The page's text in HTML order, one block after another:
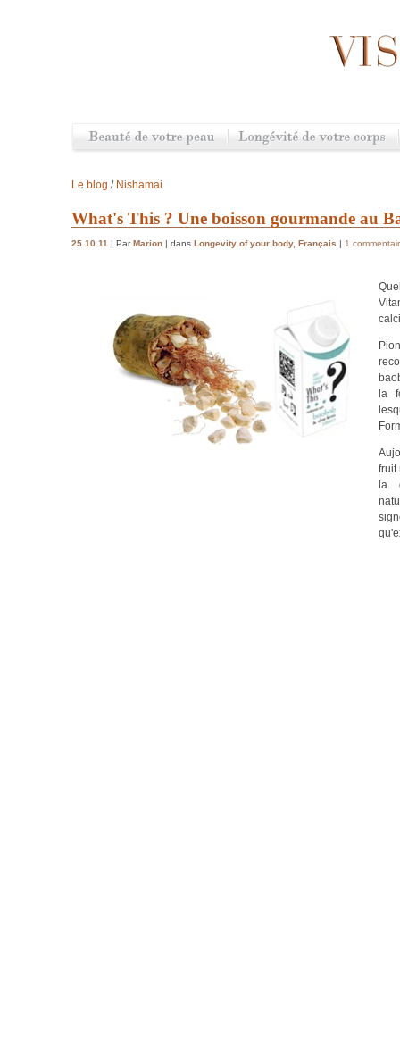
Le blog / Nishamai
What's This ? Une boisson gourmande au
25.10.11 | ParMarion | dans Longevity of your body, Français | 1
la
fruit
la